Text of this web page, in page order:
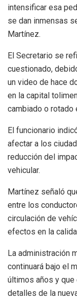
intensificar esa
se dan inmensas
Martínez.
El Secretario se
cuestionado,
un video de hace
en la capital
cambiado o rotado
El funcionario
afectar a los
reducción del
vehicular.
Martínez señaló
entre los
circulación de
efectos en la
La administración
continuará bajo el
últimos años y
detalles de la